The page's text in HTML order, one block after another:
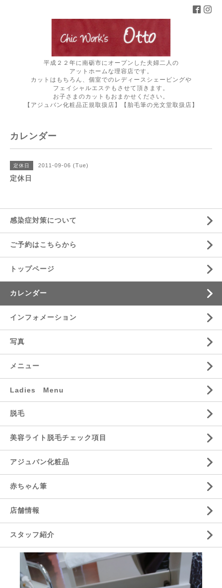
平成２２年に南砺市にオープンした夫婦二人の
アットホームな理容店です。
カットはもちろん、個室でのレディースシェービングや
フェイシャルエステもさせて頂きます。
お子さまのカットもおまかせください。
【アジュバン化粧品正規取扱店】【胎毛筆の光文堂取扱店】
カレンダー
定休日 2011-09-06 (Tue)
定休日
感染症対策について
ご予約はこちらから
トップページ
カレンダー
インフォメーション
写真
メニュー
Ladies Menu
脱毛
美容ライト脱毛チェック項目
アジュバン化粧品
赤ちゃん筆
店舗情報
スタッフ紹介